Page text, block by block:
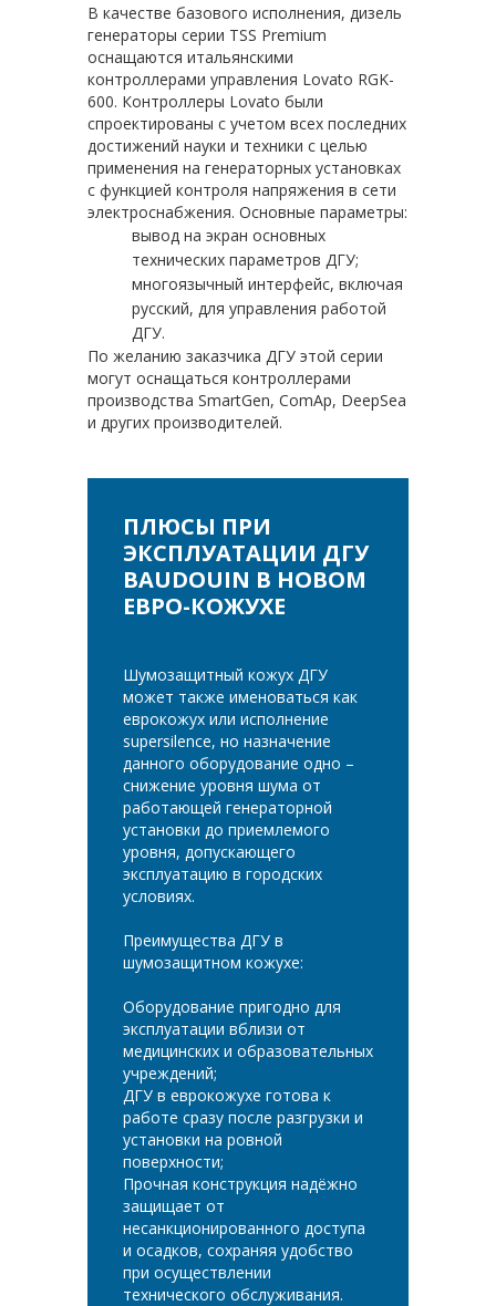
В качестве базового исполнения, дизель
генераторы серии TSS Premium
оснащаются итальянскими
контроллерами управления Lovato RGK-
600. Контроллеры Lovato были
спроектированы с учетом всех последних
достижений науки и техники с целью
применения на генераторных установках
с функцией контроля напряжения в сети
электроснабжения. Основные параметры:
вывод на экран основных
технических параметров ДГУ;
многоязычный интерфейс, включая
русский, для управления работой
ДГУ.
По желанию заказчика ДГУ этой серии
могут оснащаться контроллерами
производства SmartGen, ComAp, DeepSea
и других производителей.
ПЛЮСЫ ПРИ
ЭКСПЛУАТАЦИИ ДГУ
BAUDOUIN В НОВОМ
ЕВРО-КОЖУХЕ
Шумозащитный кожух ДГУ
может также именоваться как
еврокожух или исполнение
supersilence, но назначение
данного оборудование одно –
снижение уровня шума от
работающей генераторной
установки до приемлемого
уровня, допускающего
эксплуатацию в городских
условиях.
Преимущества ДГУ в
шумозащитном кожухе:
Оборудование пригодно для
эксплуатации вблизи от
медицинских и образовательных
учреждений;
ДГУ в еврокожухе готова к
работе сразу после разгрузки и
установки на ровной
поверхности;
Прочная конструкция надёжно
защищает от
несанкционированного доступа
и осадков, сохраняя удобство
при осуществлении
технического обслуживания.